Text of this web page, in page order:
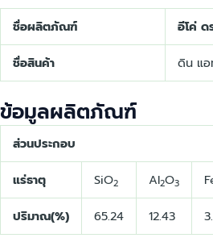
ชื่อผลิตภัณฑ์ อีโค่ ด
ชื่อสินค้า ดิน แอ
ข้อมูลผลิตภัณฑ์
ส่วนประกอบ
แร่ธาตุ SiO2 Al2O3
ปริมาณ(%) 65.24 12.43